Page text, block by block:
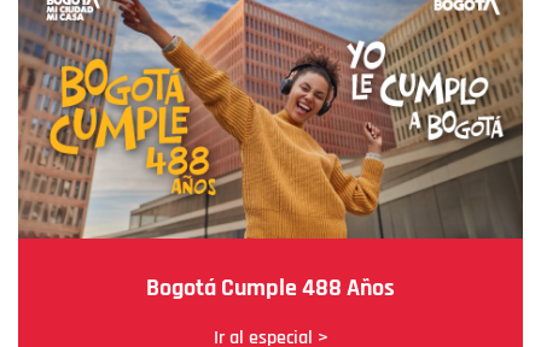
Bogotá Cumple 488 Años
Ir al especial >